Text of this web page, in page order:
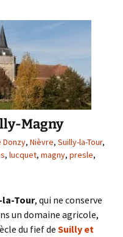
Magny
Donzy, Nièvre, Suilly-la-Tour,
, lucquet, magny, presle,
Tour, qui ne conserve
un domaine agricole,
du fief de Suilly et